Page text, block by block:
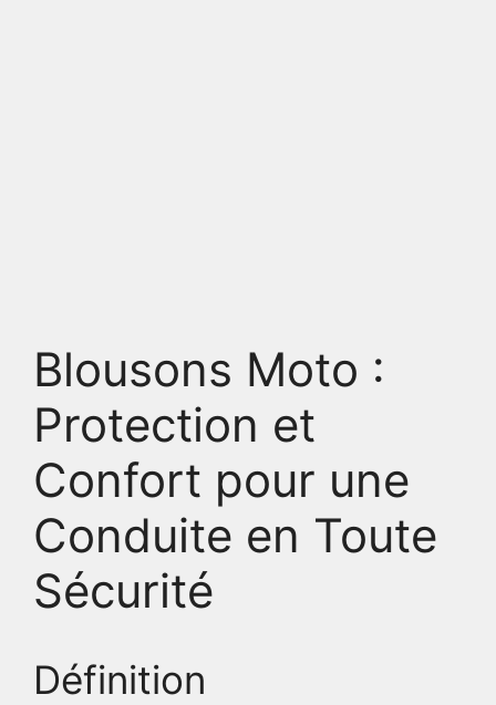
Blousons Moto :
Protection et
Confort pour une
Conduite en Toute
Sécurité
Définition